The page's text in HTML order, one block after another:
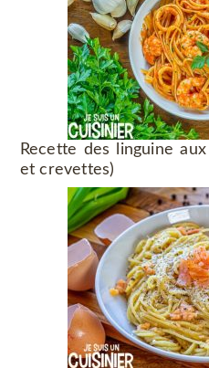
Recette des linguine
et crevettes)